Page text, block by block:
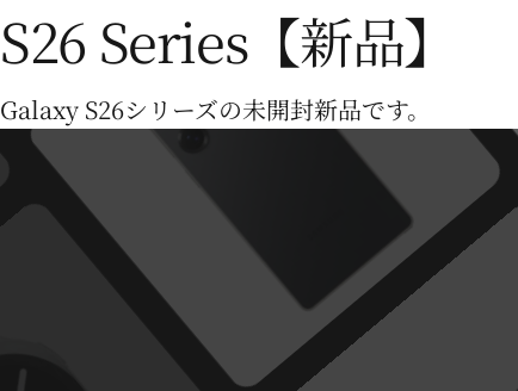
S26 Series【新品】
Galaxy S26シリーズの未開封新品です。